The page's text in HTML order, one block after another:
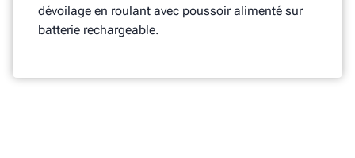
dévoilage en roulant avec poussoir alimenté sur
batterie rechargeable.